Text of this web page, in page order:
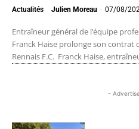
Actualités Julien Moreau - 07/08/
Entraîneur général de l’équipe
Franck Haise prolonge son contrat
Rennais F.C. Franck Haise,
-